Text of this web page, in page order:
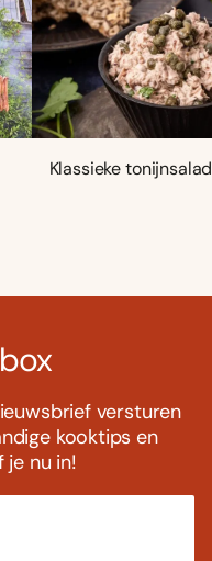
Klassieke
versturen
kooktips en
je nu in!